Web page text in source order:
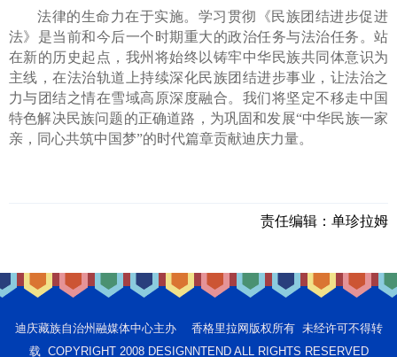
法律的生命力在于实施。学习贯彻《民族团结进步促进
法》是当前和今后一个时期重大的政治任务与法治任务。站
在新的历史起点，我州将始终以铸牢中华民族共同体意识为
主线，在法治轨道上持续深化民族团结进步事业，让法治之
力与团结之情在雪域高原深度融合。我们将坚定不移走中国
特色解决民族问题的正确道路，为巩固和发展“中华民族一家
亲，同心共筑中国梦”的时代篇章贡献迪庆力量。
责任编辑： 单珍拉姆
迪庆藏族自治州融媒体中心主办 香格里拉网版权所有 未经许可不得转
载 COPYRIGHT 2008 DESIGNNTEND ALL RIGHTS RESERVED